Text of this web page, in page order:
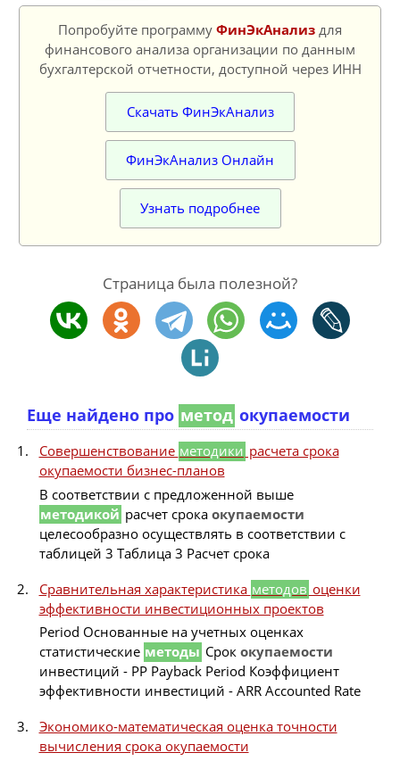
Попробуйте программу ФинЭкАнализ для
финансового анализа организации по данным
бухгалтерской отчетности, доступной через ИНН
Скачать ФинЭкАнализ
ФинЭкАнализ Онлайн
Узнать подробнее
Страница была полезной?
Еще найдено про метод окупаемости
Совершенствование методики расчета срока
окупаемости бизнес-планов
В соответствии с предложенной выше
методикой расчет срока окупаемости
целесообразно осуществлять в соответствии с
таблицей 3 Таблица 3 Расчет срока
Сравнительная характеристика методов оценки
эффективности инвестиционных проектов
Period Основанные на учетных оценках
статистические методы Срок окупаемости
инвестиций - PP Payback Period Коэффициент
эффективности инвестиций - ARR Accounted Rate
Экономико-математическая оценка точности
вычисления срока окупаемости